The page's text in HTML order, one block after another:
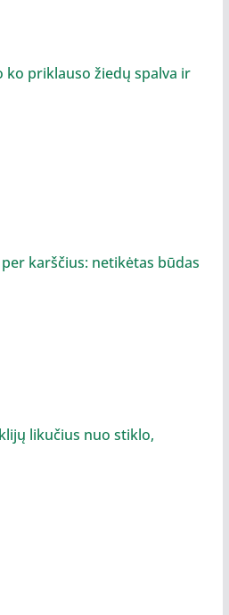
ko priklauso žiedų spalva ir
karščius: netikėtas būdas
likučius nuo stiklo,